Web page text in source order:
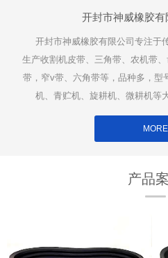
开封市神威橡胶有
开封市神威橡胶有限公司专注于
生产收割机皮带、三角带、农机带
带，窄v带、六角带等，品种多，型
机、青贮机、旋耕机、微耕机等
MORE
产品